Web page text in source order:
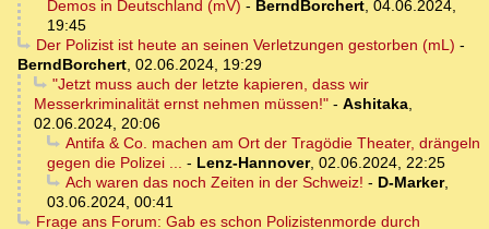
Demos in Deutschland (mV) - BerndBorchert, 04.06.2024,
19:45
Der Polizist ist heute an seinen Verletzungen gestorben (mL) -
BerndBorchert, 02.06.2024, 19:29
"Jetzt muss auch der letzte kapieren, dass wir
Messerkriminalität ernst nehmen müssen!" - Ashitaka,
02.06.2024, 20:06
Antifa & Co. machen am Ort der Tragödie Theater, drängeln
gegen die Polizei ... - Lenz-Hannover, 02.06.2024, 22:25
Ach waren das noch Zeiten in der Schweiz! - D-Marker,
03.06.2024, 00:41
Frage ans Forum: Gab es schon Polizistenmorde durch